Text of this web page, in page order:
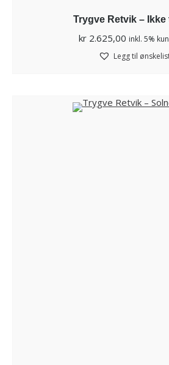
Trygve Retvik – Ikke
kr 2.625,00 inkl. 5%
Legg til